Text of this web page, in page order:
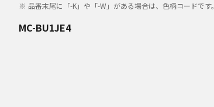
品番末尾に「-K」や「-W」がある場合は、色柄コードです。
MC-BU1JE4